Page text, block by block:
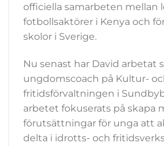
officiella samarbeten mellan
fotbollsaktörer i Kenya och
skolor i Sverige.
Nu senast har David arbetat
ungdomscoach på Kultur-
fritidsförvaltningen i
arbetet fokuserats på skapa
förutsättningar för unga att
delta i idrotts- och